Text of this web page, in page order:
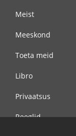
Meist
Meeskond
Toeta meid
Libro
Privaatsus
Reeglid